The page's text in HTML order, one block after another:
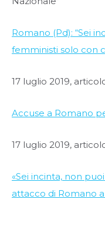
Romano (Pd): “Sei
femministi solo con
17 luglio 2019,
Accuse a Romano
17 luglio 2019,
«Sei incinta, non
attacco di Romano